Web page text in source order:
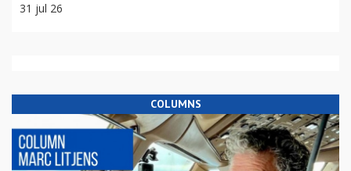
31 jul 26
COLUMNS